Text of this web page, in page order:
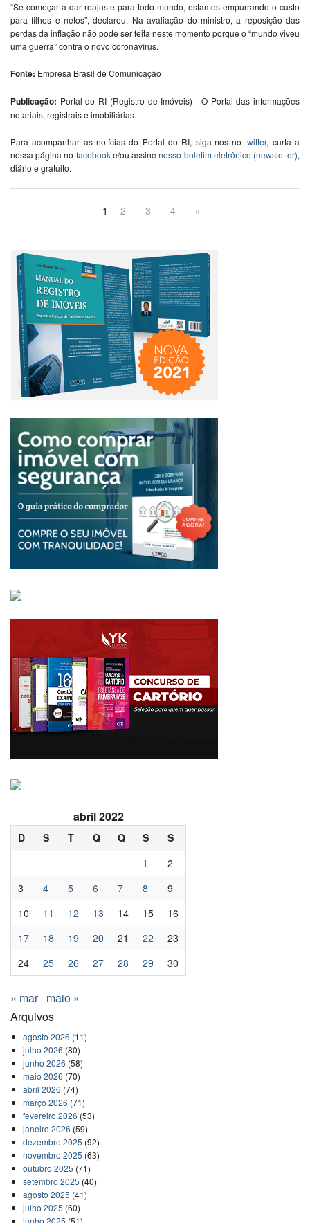
“Se começar a dar reajuste para todo mundo, estamos empurrando o custo
para filhos e netos”, declarou. Na avaliação do ministro, a reposição das
perdas da inflação não pode ser feita neste momento porque o “mundo viveu
uma guerra” contra o novo coronavírus.
Fonte: Empresa Brasil de Comunicação
Publicação: Portal do RI (Registro de Imóveis) | O Portal das informações
notariais, registrais e imobiliárias.
Para acompanhar as notícias do Portal do RI, siga-nos notwitter, curta a
nossa página no facebooke/ou assinenosso boletim eletrônico (newsletter),
diário e gratuito.
1 2 3 4 »
abril 2022
D S T Q Q S
S
1
2
3
4 5 6 7 8
9
10
11 12 13 14 15
16
17
18 19 20 21 22
23
24
25 26 27 28 29 30
« mar maio »
Arquivos
agosto 2026 (11)
julho 2026 (80)
junho 2026 (58)
maio 2026 (70)
abril 2026 (74)
março 2026 (71)
fevereiro 2026 (53)
janeiro 2026 (59)
dezembro 2025 (92)
novembro 2025 (63)
outubro 2025 (71)
setembro 2025 (40)
agosto 2025 (41)
julho 2025 (60)
junho 2025 (51)